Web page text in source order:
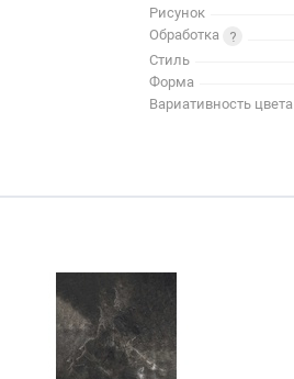
Рисунок
Обработка
Стиль
Форма
Вариативность цвета